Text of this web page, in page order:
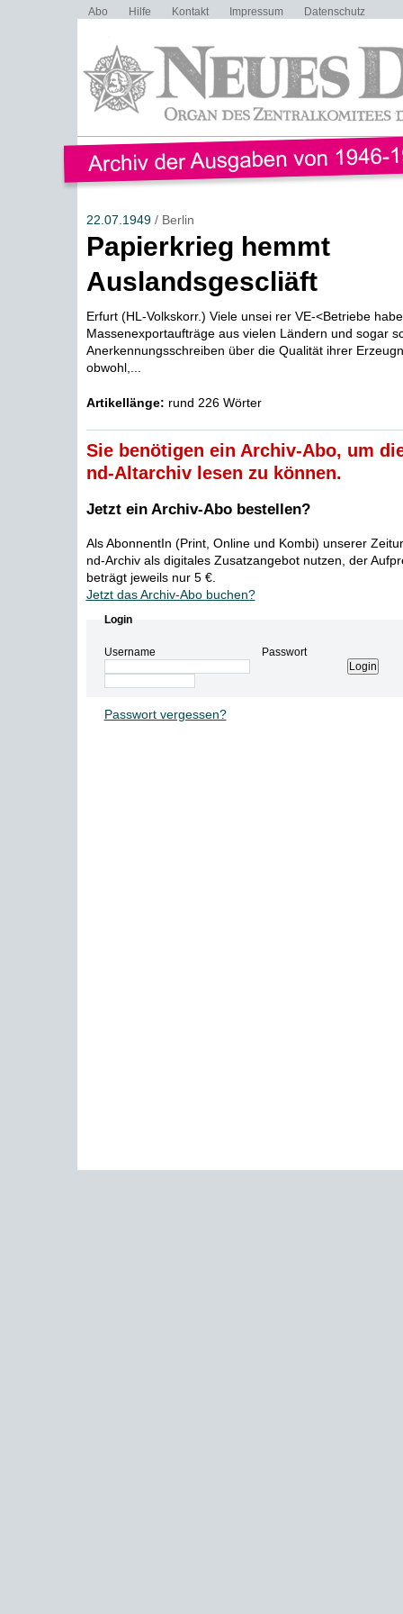
Abo Hilfe Kontakt Impressum Datenschutz
22.07.1949/ Berlin
Papierkrieg hemmt
Auslandsgescliäft
Erfurt (HL-Volkskorr.) Viele unsei rer VE-<Betriebe
Massenexportaufträge aus vielen Ländern und sogar
Anerkennungsschreiben über die Qualität ihrer
obwohl,...
Artikellänge: rund 226 Wörter
Sie benötigen ein Archiv-Abo, um
nd-Altarchiv lesen zu können.
Jetzt ein Archiv-Abo bestellen?
Als AbonnentIn (Print, Online und Kombi) unserer
nd-Archiv als digitales Zusatzangebot nutzen, der
beträgt jeweils nur 5 €.
Jetzt das Archiv-Abo buchen?
Login
Username Passwort
Passwort vergessen?